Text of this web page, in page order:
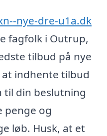
nye-dre-u1a.dk
fagfolk i Outrup,
tilbud på nye
indhente tilbud
din beslutning
penge og
løb. Husk, at et